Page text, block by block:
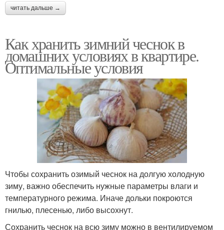
читать дальше →
Как хранить зимний чеснок в
домашних условиях в квартире.
Оптимальные условия
Чтобы сохранить озимый чеснок на долгую холодную
зиму, важно обеспечить нужные параметры влаги и
температурного режима. Иначе дольки покроются
гнилью, плесенью, либо высохнут.
Сохранить чеснок на всю зиму можно в вентилируемом